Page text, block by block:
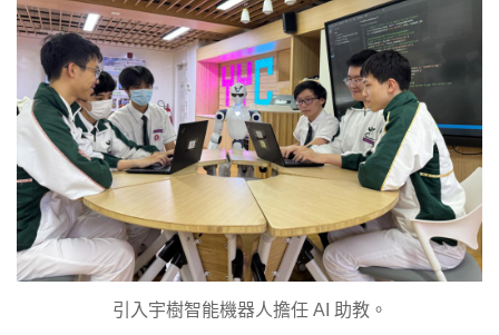
引入宇樹智能機器人擔任 AI 助教。